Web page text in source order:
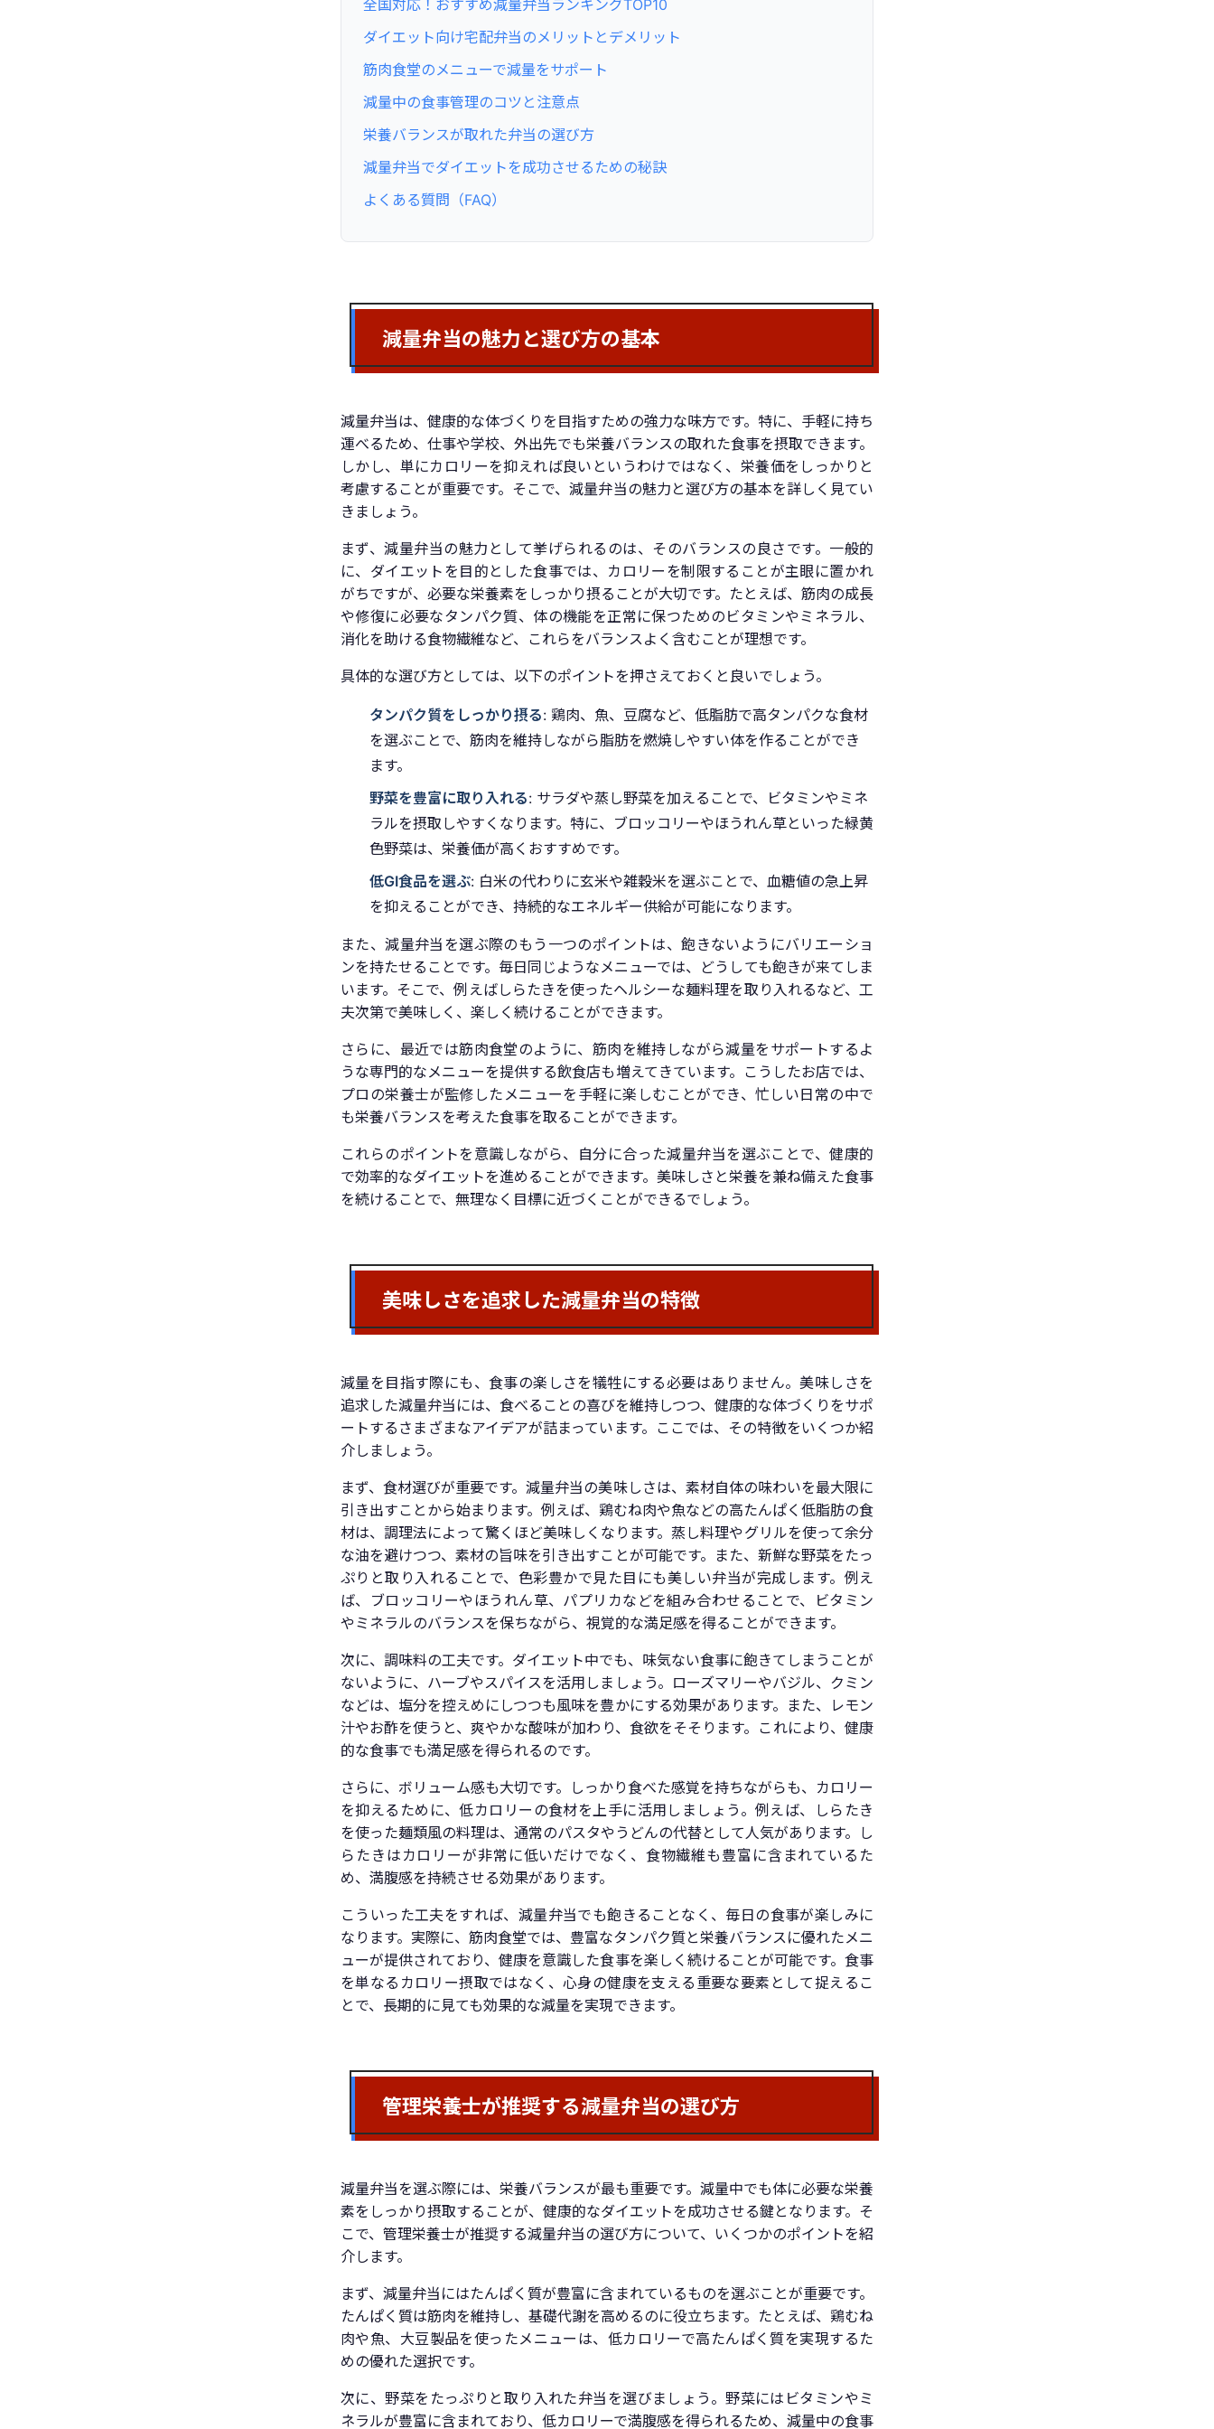
全国対応！おすすめ減量弁当ランキングTOP10
ダイエット向け宅配弁当のメリットとデメリット
筋肉食堂のメニューで減量をサポート
減量中の食事管理のコツと注意点
栄養バランスが取れた弁当の選び方
減量弁当でダイエットを成功させるための秘訣
よくある質問（FAQ）
減量弁当の魅力と選び方の基本
減量弁当は、健康的な体づくりを目指すための強力な味方です。特に、手軽に持ち
運べるため、仕事や学校、外出先でも栄養バランスの取れた食事を摂取できます。
しかし、単にカロリーを抑えれば良いというわけではなく、栄養価をしっかりと
考慮することが重要です。そこで、減量弁当の魅力と選び方の基本を詳しく見てい
きましょう。
まず、減量弁当の魅力として挙げられるのは、そのバランスの良さです。一般的
に、ダイエットを目的とした食事では、カロリーを制限することが主眼に置かれ
がちですが、必要な栄養素をしっかり摂ることが大切です。たとえば、筋肉の成長
や修復に必要なタンパク質、体の機能を正常に保つためのビタミンやミネラル、
消化を助ける食物繊維など、これらをバランスよく含むことが理想です。
具体的な選び方としては、以下のポイントを押さえておくと良いでしょう。
タンパク質をしっかり摂る: 鶏肉、魚、豆腐など、低脂肪で高タンパクな食材
を選ぶことで、筋肉を維持しながら脂肪を燃焼しやすい体を作ることができ
ます。
野菜を豊富に取り入れる: サラダや蒸し野菜を加えることで、ビタミンやミネ
ラルを摂取しやすくなります。特に、ブロッコリーやほうれん草といった緑黄
色野菜は、栄養価が高くおすすめです。
低GI食品を選ぶ: 白米の代わりに玄米や雑穀米を選ぶことで、血糖値の急上昇
を抑えることができ、持続的なエネルギー供給が可能になります。
また、減量弁当を選ぶ際のもう一つのポイントは、飽きないようにバリエーショ
ンを持たせることです。毎日同じようなメニューでは、どうしても飽きが来てしま
います。そこで、例えばしらたきを使ったヘルシーな麺料理を取り入れるなど、工
夫次第で美味しく、楽しく続けることができます。
さらに、最近では筋肉食堂のように、筋肉を維持しながら減量をサポートするよ
うな専門的なメニューを提供する飲食店も増えてきています。こうしたお店では、
プロの栄養士が監修したメニューを手軽に楽しむことができ、忙しい日常の中で
も栄養バランスを考えた食事を取ることができます。
これらのポイントを意識しながら、自分に合った減量弁当を選ぶことで、健康的
で効率的なダイエットを進めることができます。美味しさと栄養を兼ね備えた食事
を続けることで、無理なく目標に近づくことができるでしょう。
美味しさを追求した減量弁当の特徴
減量を目指す際にも、食事の楽しさを犠牲にする必要はありません。美味しさを
追求した減量弁当には、食べることの喜びを維持しつつ、健康的な体づくりをサポ
ートするさまざまなアイデアが詰まっています。ここでは、その特徴をいくつか紹
介しましょう。
まず、食材選びが重要です。減量弁当の美味しさは、素材自体の味わいを最大限に
引き出すことから始まります。例えば、鶏むね肉や魚などの高たんぱく低脂肪の食
材は、調理法によって驚くほど美味しくなります。蒸し料理やグリルを使って余分
な油を避けつつ、素材の旨味を引き出すことが可能です。また、新鮮な野菜をたっ
ぷりと取り入れることで、色彩豊かで見た目にも美しい弁当が完成します。例え
ば、ブロッコリーやほうれん草、パプリカなどを組み合わせることで、ビタミン
やミネラルのバランスを保ちながら、視覚的な満足感を得ることができます。
次に、調味料の工夫です。ダイエット中でも、味気ない食事に飽きてしまうことが
ないように、ハーブやスパイスを活用しましょう。ローズマリーやバジル、クミン
などは、塩分を控えめにしつつも風味を豊かにする効果があります。また、レモン
汁やお酢を使うと、爽やかな酸味が加わり、食欲をそそります。これにより、健康
的な食事でも満足感を得られるのです。
さらに、ボリューム感も大切です。しっかり食べた感覚を持ちながらも、カロリー
を抑えるために、低カロリーの食材を上手に活用しましょう。例えば、しらたき
を使った麺類風の料理は、通常のパスタやうどんの代替として人気があります。し
らたきはカロリーが非常に低いだけでなく、食物繊維も豊富に含まれているた
め、満腹感を持続させる効果があります。
こういった工夫をすれば、減量弁当でも飽きることなく、毎日の食事が楽しみに
なります。実際に、筋肉食堂では、豊富なタンパク質と栄養バランスに優れたメニ
ューが提供されており、健康を意識した食事を楽しく続けることが可能です。食事
を単なるカロリー摂取ではなく、心身の健康を支える重要な要素として捉えるこ
とで、長期的に見ても効果的な減量を実現できます。
管理栄養士が推奨する減量弁当の選び方
減量弁当を選ぶ際には、栄養バランスが最も重要です。減量中でも体に必要な栄養
素をしっかり摂取することが、健康的なダイエットを成功させる鍵となります。そ
こで、管理栄養士が推奨する減量弁当の選び方について、いくつかのポイントを紹
介します。
まず、減量弁当にはたんぱく質が豊富に含まれているものを選ぶことが重要です。
たんぱく質は筋肉を維持し、基礎代謝を高めるのに役立ちます。たとえば、鶏むね
肉や魚、大豆製品を使ったメニューは、低カロリーで高たんぱく質を実現するた
めの優れた選択です。
次に、野菜をたっぷりと取り入れた弁当を選びましょう。野菜にはビタミンやミ
ネラルが豊富に含まれており、低カロリーで満腹感を得られるため、減量中の食事